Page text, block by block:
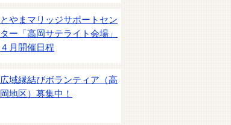
とやまマリッジサポートセン
ター「高岡サテライト会場」
４月開催日程
広域縁結びボランティア（高
岡地区）募集中！